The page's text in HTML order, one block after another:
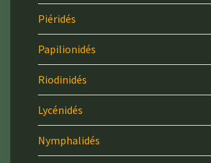
Piéridés
Papilionidés
Riodinidés
Lycénidés
Nymphalidés